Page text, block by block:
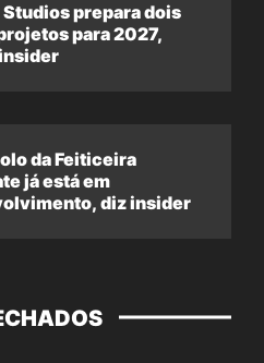
prepara dois
para 2027,
da Feiticeira
já está em
diz insider